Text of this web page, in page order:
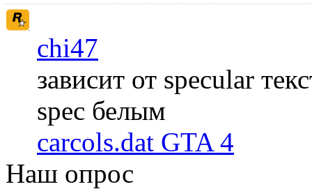
chi47
зависит от specular
spec белым
carcols.dat GTA 4
Наш опрос